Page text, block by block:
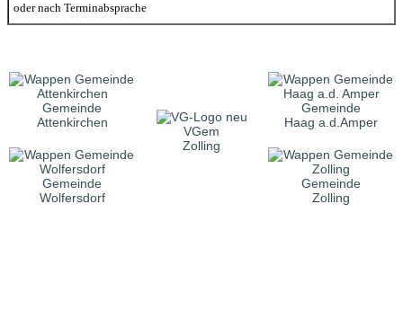
oder nach Terminabsprache
Gemeinde
Attenkirchen
VGem
Zolling
Gemeinde
Haag a.d.Amper
Gemeinde
Wolfersdorf
Gemeinde
Zolling